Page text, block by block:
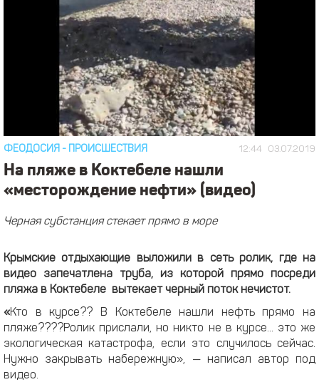
12:44 03.07.2019
ФЕОДОСИЯ - ПРОИСШЕСТВИЯ
На пляже в Коктебеле нашли
«месторождение нефти» (видео)
Черная субстанция стекает прямо в море
Крымские отдыхающие выложили в сеть ролик, где на
видео запечатлена труба, из которой прямо посреди
пляжа в Коктебеле вытекает черный поток нечистот.
«Кто в курсе?? В Коктебеле нашли нефть прямо на
пляже????Ролик прислали, но никто не в курсе... это же
экологическая катастрофа, если это случилось сейчас.
Нужно закрывать набережную», — написал автор под
видео.